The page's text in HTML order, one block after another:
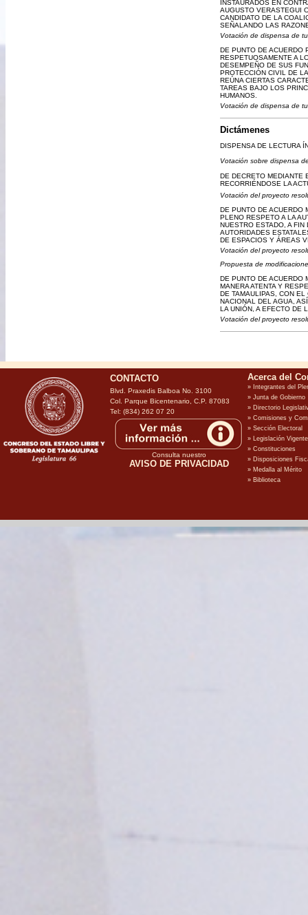
INSTAURADOS EN
AUGUSTO VERASTEGUI
CANDIDATO DE LA
SEÑALANDO LAS
Votación de dispensa de
DE PUNTO DE ACUERDO
RESPETUOSAMENTE A
DESEMPEÑO DE SUS
PROTECCIÓN CIVIL DE
REÚNA CIERTAS
TAREAS BAJO LOS
HUMANOS.
Votación de dispensa de
Dictámenes
DISPENSA DE LECTURA
Votación sobre dispensa
DE DECRETO MEDIANTE
RECORRIÉNDOSE LA
Votación del proyecto
DE PUNTO DE ACUERDO
PLENO RESPETO A LA
NUESTRO ESTADO, A
AUTORIDADES
DE ESPACIOS Y ÁREAS
Votación del proyecto
Propuesta de
DE PUNTO DE ACUERDO
MANERA ATENTA Y
DE TAMAULIPAS, CON
NACIONAL DEL AGUA,
LA UNIÓN, A EFECTO DE
Votación del proyecto
CONTACTO
Blvd. Praxedis Balboa No. 3100
Col. Parque Bicentenario, C.P. 87083
Tel: (834) 262 07 20
Consulta nuestro
AVISO DE PRIVACIDAD